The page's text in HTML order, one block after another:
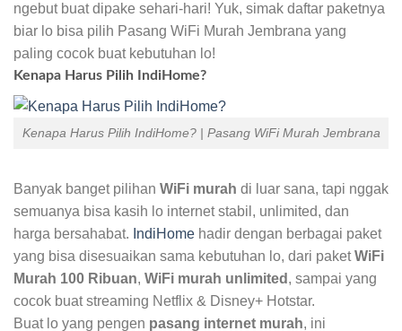
ngebut buat dipake sehari-hari! Yuk, simak daftar paketnya
biar lo bisa pilih Pasang WiFi Murah Jembrana yang
paling cocok buat kebutuhan lo!
Kenapa Harus Pilih IndiHome?
Kenapa Harus Pilih IndiHome? | Pasang WiFi Murah Jembrana
Banyak banget pilihan WiFi murah di luar sana, tapi nggak
semuanya bisa kasih lo internet stabil, unlimited, dan
harga bersahabat. IndiHome hadir dengan berbagai paket
yang bisa disesuaikan sama kebutuhan lo, dari paketWiFi
Murah 100 Ribuan, WiFi murah unlimited , sampai yang
cocok buat streaming Netflix & Disney+ Hotstar.
Buat lo yang pengen pasang internet murah, ini